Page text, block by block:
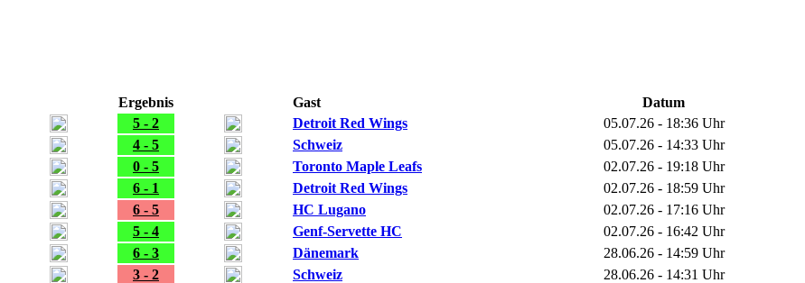
Ergebnis Gast
Datum
5 - 2 Detroit Red Wings
05.07.26 - 18:36 Uhr
4 - 5 Schweiz
05.07.26 - 14:33 Uhr
0 - 5 Toronto Maple Leafs
02.07.26 - 19:18 Uhr
6 - 1 Detroit Red Wings
02.07.26 - 18:59 Uhr
6 - 5 HC Lugano
02.07.26 - 17:16 Uhr
5 - 4 Genf-Servette HC
02.07.26 - 16:42 Uhr
6 - 3 Dänemark
28.06.26 - 14:59 Uhr
3 - 2 Schweiz
28.06.26 - 14:31 Uhr